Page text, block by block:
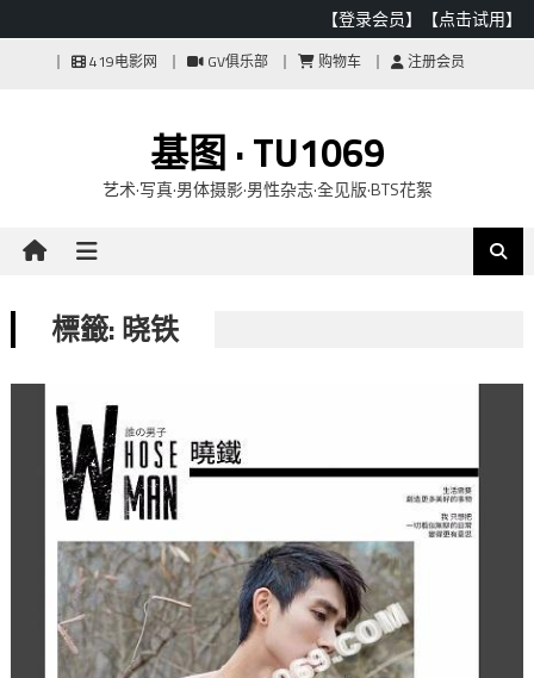
【登录会员】 【点击试用】
419电影网 GV俱乐部 购物车 注册会员
基图 · TU1069
艺术·写真·男体摄影·男性杂志·全见版·BTS花絮
標籤: 晓铁